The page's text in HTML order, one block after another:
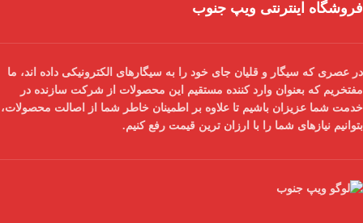
فروشگاه اینترنتی ویپ جنوب
در عصری که سیگار و قلیان جای خود را به سیگارهای الکترونیکی داده اند، ما
مفتخریم که بعنوان وارد کننده مستقیم این محصولات از شرکت سازنده در
خدمت شما عزیزان باشیم تا علاوه بر اطمینان خاطر شما از
اصالت محصولات،
بتوانیم نیازهای شما را با ارزان ترین قیمت رفع کنیم.